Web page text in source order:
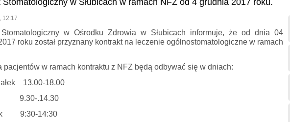
Stomatologiczny w Słubicach w ramach NFZ od 4 grudnia 2017 roku.
12:17
w Ośrodku Zdrowia w Słubicach informuje, że od dnia 04
roku został przyznany kontrakt na leczenie ogólnostomatologiczne w ramach
pacjentów w ramach kontraktu z NFZ będą odbywać się w dniach:
13.00-18.00
9.30-.14.30
9:30-14:30